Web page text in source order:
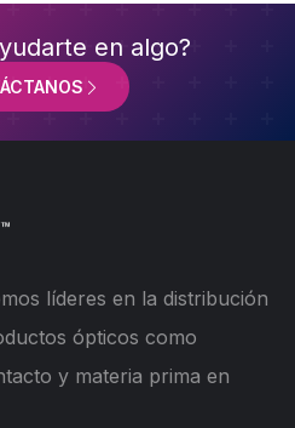
en algo?
líderes en la distribución
ópticos como
y materia prima en